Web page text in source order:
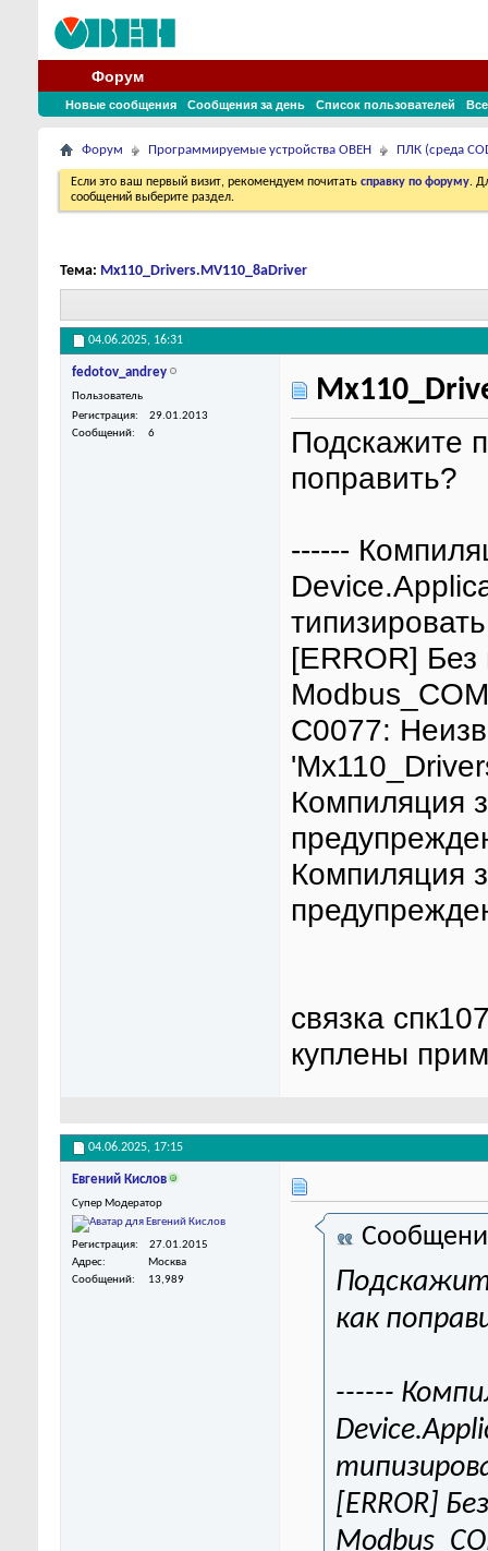
Форум
Новые сообщения Сообщения за день Список пользователей
Форум Программируемые устройства ОВЕН ПЛК (среда
Если это ваш первый визит, рекомендуем почитать справку по форуму.
сообщений выберите раздел.
Тема: Mx110_Drivers.MV110_8aDriver
04.06.2025, 16:31
fedotov_andrey
Пользователь
Регистрация
29.01.2013
Сообщений
6
Подскажите
поправить?
------
[ERROR]
C0077:
Компиляция
Компиляция
связка
куплены
04.06.2025, 17:15
Евгений Кислов
Супер Модератор
Регистрация
27.01.2015
Адрес
Москва
Сообщений
13,989
как
------
[ERROR]